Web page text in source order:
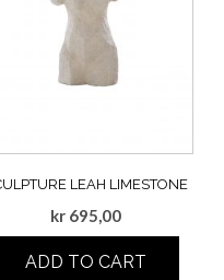
LEAH LIMESTONE
kr 695,00
ADD TO CART